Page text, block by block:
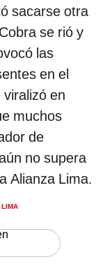
sacarse otra
se rió y
las
en el
en
muchos
de
no supera
Alianza Lima.